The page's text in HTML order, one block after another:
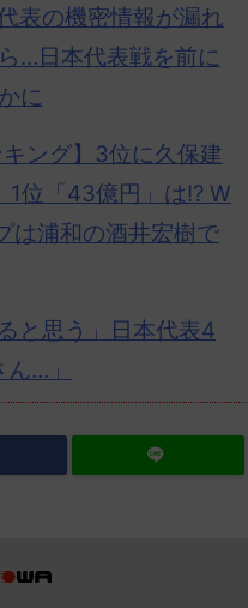
表の機密情報が漏れ
…日本代表戦を前に
に
キング】3位に久保建
位「43億円」は!? W
は浦和の酒井宏樹で
と思う」日本代表4
…」